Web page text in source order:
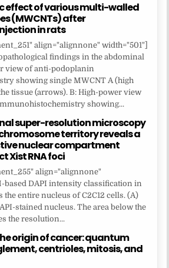
effect of various multi-walled
(MWCNTs) after
in rats
align="alignnone" width="501"]
findings in the abdominal
view of anti-podoplanin
showing single MWCNT A (high
tissue (arrows). B: High-power view
showing...
super-resolution microscopy
territory reveals a
nuclear compartment
Xist RNA foci
align="alignnone"
based DAPI intensity classification in
the entire nucleus of C2C12 cells. (A)
stained nucleus. The area below the
the resolution...
origin of cancer: quantum
centrioles, mitosis, and